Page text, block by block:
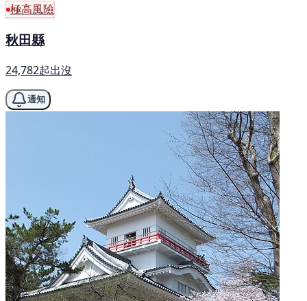
極高風險
秋田縣
24,782起出沒
通知